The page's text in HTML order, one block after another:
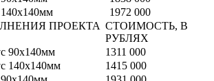
1972 000
ПРОЕКТА СТОИМОСТЬ, В
РУБЛЯХ
90х140мм
1311 000
140х140мм
1415 000